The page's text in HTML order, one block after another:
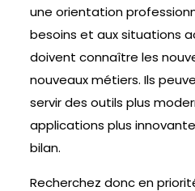
une orientation
besoins et aux situations
doivent connaître les
nouveaux métiers. Ils
servir des outils plus
applications plus
bilan.
Recherchez donc en